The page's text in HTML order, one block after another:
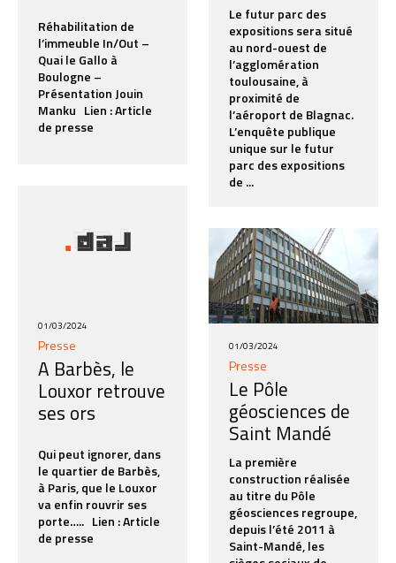
Réhabilitation de
l’immeuble In/Out –
Quai le Gallo à
Boulogne –
Présentation Jouin
Manku Lien : Article
de presse
Le futur parc des
expositions sera situé
au nord-ouest de
l’agglomération
toulousaine, à
proximité de
l’aéroport de Blagnac.
L’enquête publique
unique sur le futur
parc des expositions
de ...
01/03/2024
Presse
A Barbès, le
Louxor retrouve
ses ors
Qui peut ignorer, dans
le quartier de Barbès,
à Paris, que le Louxor
va enfin rouvrir ses
porte….. Lien : Article
de presse
01/03/2024
Presse
Le Pôle
géosciences de
Saint Mandé
La première
construction réalisée
au titre du Pôle
géosciences regroupe,
depuis l’été 2011 à
Saint-Mandé, les